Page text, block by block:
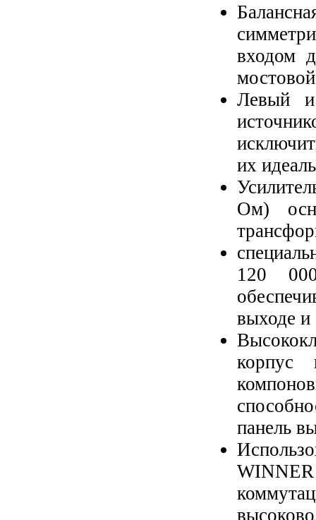
входом
Левый и
их
Ом)
120
выходе и
корпус
панель